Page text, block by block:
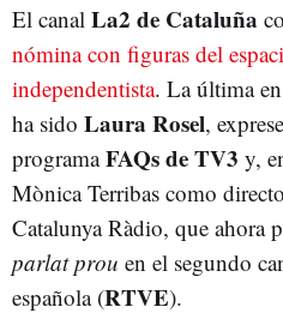
El canal La2 de Cataluña
nómina con figuras del
independentista. La última
ha sido Laura Rosel,
programaFAQs de TV3 y,
Mònica Terribas como
Catalunya Ràdio, que ahora
parlat prou en el segundo
española (RTVE).